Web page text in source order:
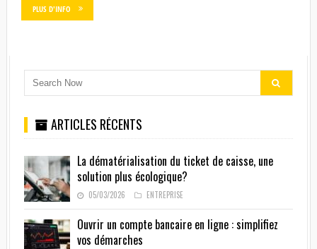
PLUS D'INFO
ARTICLES RÉCENTS
La dématérialisation du ticket de caisse, une
solution plus écologique?
05/03/2026 ENTREPRISE
Ouvrir un compte bancaire en ligne : simplifiez
vos démarches